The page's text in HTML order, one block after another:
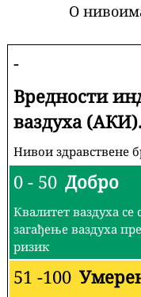
О
-
Вредности
ваздуха (АКИ).
Нивои здравствене
0 - 50 Добро
Квалитет ваздуха
загађење ваздуха
ризик
51 -100